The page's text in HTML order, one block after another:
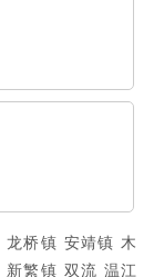
龙桥镇 安靖镇 木
新繁镇 双流 温江